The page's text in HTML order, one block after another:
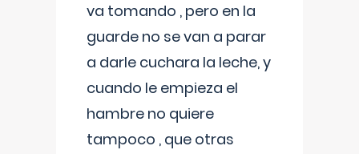
va tomando , pero en la
guarde no se van a parar
a darle cuchara la leche, y
cuando le empieza el
hambre no quiere
tampoco , que otras